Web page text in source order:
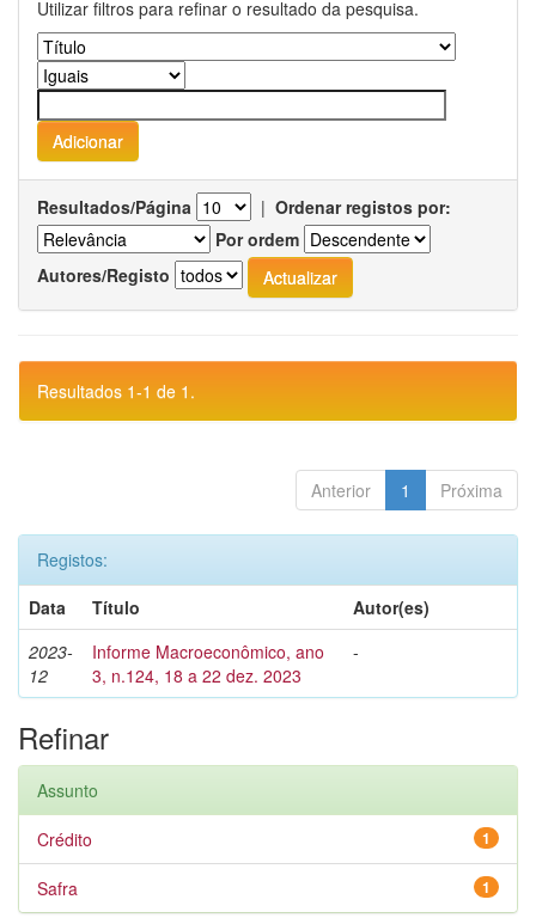
Utilizar filtros para refinar o resultado da pesquisa.
Resultados/Página | Ordenar registos por:
Por ordem
Autores/Registo
Resultados 1-1 de 1.
Anterior 1 Próxima
Registos:
Data
Título
Autor(es)
2023-
12
Informe Macroeconômico, ano
3, n.124, 18 a 22 dez. 2023
-
Refinar
Assunto
1
Crédito
1
Safra